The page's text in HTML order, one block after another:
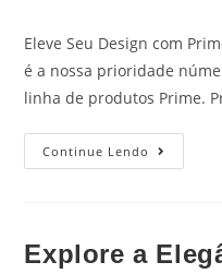
Eleve Seu Design com
é a nossa prioridade
linha de produtos Prime.
Continue Lendo
Explore a